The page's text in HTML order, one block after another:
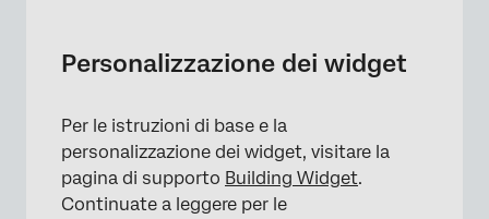
Personalizzazione dei widget
Per le istruzioni di base e la
personalizzazione dei widget, visitare la
pagina di supporto Building Widget.
Continuate a leggere per le